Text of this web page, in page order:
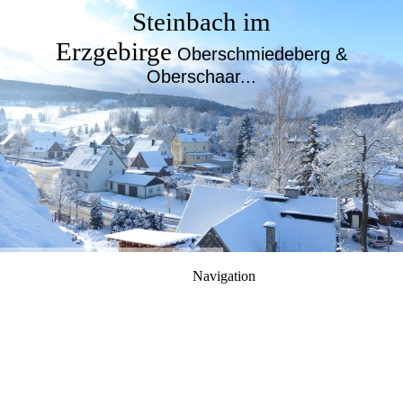
Steinbach im
Erzgebirge Oberschmiedeberg &
Oberschaar...
Navigation